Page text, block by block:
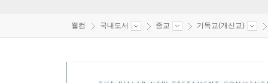
웰컴 국내도서 종교 기독교(개신교)